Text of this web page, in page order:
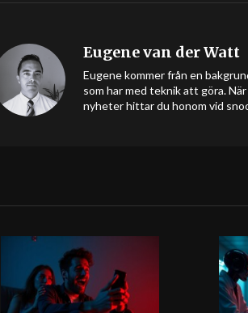
Eugene van der Watt
Eugene kommer från en
som har med teknik att göra.
nyheter hittar du honom vid